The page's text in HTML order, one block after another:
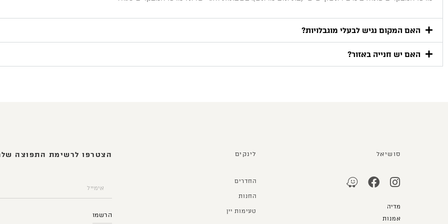
האם המקום נגיש לבעלי מוגבלויות?
האם יש חנייה באזור?
סושיאל
מדיה
אמנות
לינקים
החדרים
החנות
טעימות יין
הצטרפו לרשימת התפוצה
הרשמו